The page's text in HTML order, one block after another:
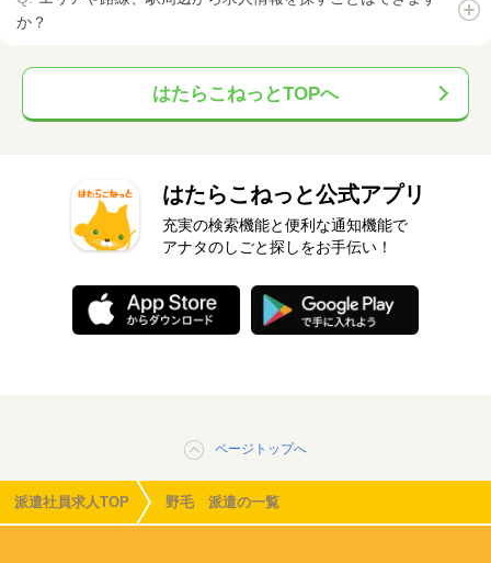
か？
はたらこねっとTOPへ
はたらこねっと公式アプリ
充実の検索機能と便利な通知機能で
アナタのしごと探しをお手伝い！
ページトップへ
派遣社員求人TOP 野毛 派遣の一覧